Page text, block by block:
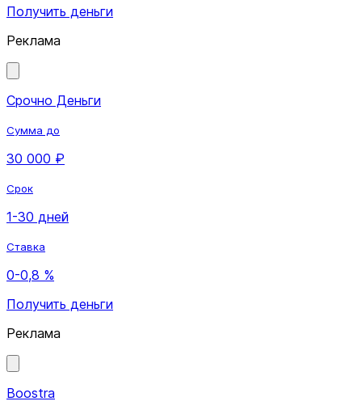
Получить деньги
Реклама
Срочно Деньги
Сумма до
30 000 ₽
Срок
1-30 дней
Ставка
0-0,8 %
Получить деньги
Реклама
Boostra